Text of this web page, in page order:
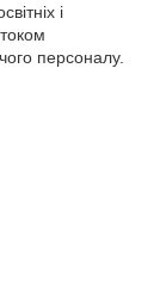
і
персоналу.